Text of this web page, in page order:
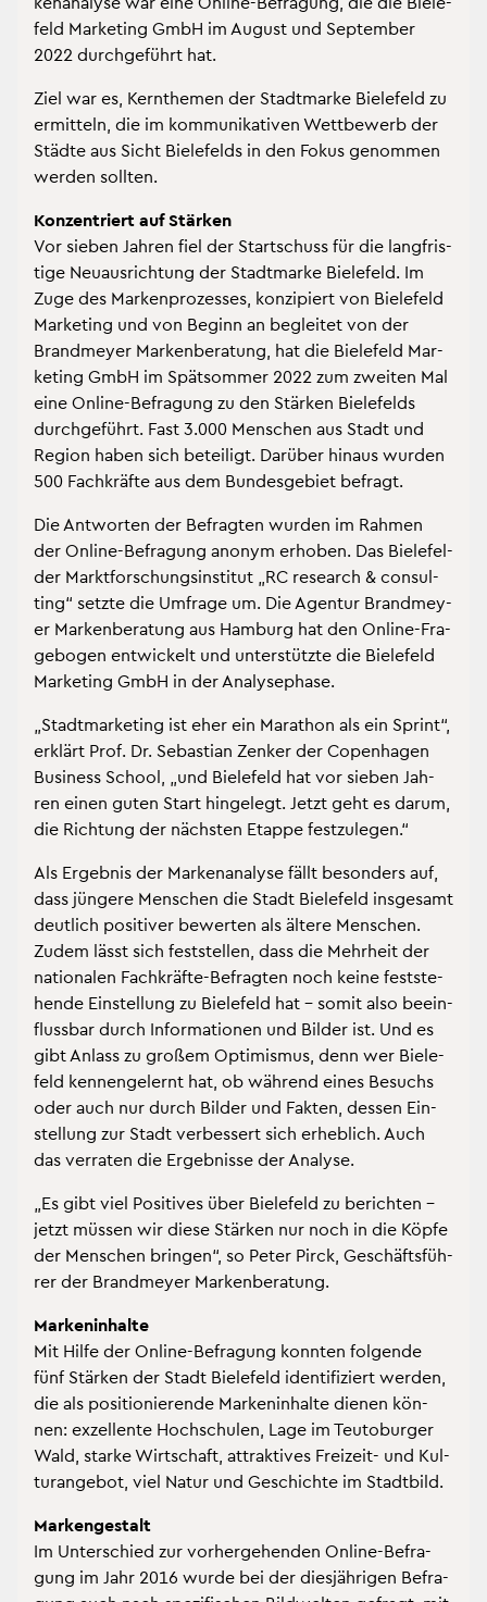
feld Mar­ke­ting GmbH im Au­gust und Sep­tem­ber
2022 durch­ge­führt hat.
Ziel war es, Kern­the­men der Stadt­mar­ke Bie­le­feld zu
er­mit­teln, die im kom­mu­ni­ka­ti­ven Wett­be­werb der
Städ­te aus Sicht Bie­le­felds in den Fokus ge­nom­men
wer­den soll­ten.
Kon­zen­triert auf Stär­ken
Vor sie­ben Jah­ren fiel der Start­schuss für die lang­fris­
ti­ge Neu­aus­rich­tung der Stadt­mar­ke Bie­le­feld. Im
Zuge des Mar­ken­pro­zes­ses, kon­zi­piert von Bie­le­feld
Mar­ke­ting und von Be­ginn an be­glei­tet von der
Brand­mey­er Mar­ken­be­ra­tung, hat die Bie­le­feld Mar­
ke­ting GmbH im Spät­som­mer 2022 zum zwei­ten Mal
eine On­line-Be­fra­gung zu den Stär­ken Bie­le­felds
durch­ge­führt. Fast 3.000 Men­schen aus Stadt und
Re­gi­on haben sich be­tei­ligt. Dar­über hin­aus wur­den
500 Fach­kräf­te aus dem Bun­des­ge­biet be­fragt.
Die Ant­wor­ten der Be­frag­ten wur­den im Rah­men
der On­line-Be­fra­gung an­onym er­ho­ben. Das Bie­le­fel­
der Markt­for­schungs­in­sti­tut „RC re­se­arch & con­sul­
ting“ setz­te die Um­fra­ge um. Die Agen­tur Brand­mey­
er Mar­ken­be­ra­tung aus Ham­burg hat den On­line-Fra­
ge­bo­gen ent­wi­ckelt und un­ter­stütz­te die Bie­le­feld
Mar­ke­ting GmbH in der Ana­ly­se­pha­se.
„Stadt­mar­ke­ting ist eher ein Ma­ra­thon als ein Sprint“,
er­klärt Prof. Dr. Se­bas­ti­an Zen­ker der Copen­ha­gen
Busi­ness School, „und Bie­le­feld hat vor sie­ben Jah­
ren einen guten Start hin­ge­legt. Jetzt geht es darum,
die Rich­tung der nächs­ten Etap­pe fest­zu­le­gen.“
Als Er­geb­nis der Mar­ken­ana­ly­se fällt be­son­ders auf,
dass jün­ge­re Men­schen die Stadt Bie­le­feld ins­ge­samt
deut­lich po­si­ti­ver be­wer­ten als äl­te­re Men­schen.
Zudem lässt sich fest­stel­len, dass die Mehr­heit der
na­tio­na­len Fach­kräf­te-Be­frag­ten noch keine fest­ste­
hen­de Ein­stel­lung zu Bie­le­feld hat – somit also be­ein­
fluss­bar durch In­for­ma­tio­nen und Bil­der ist. Und es
gibt An­lass zu gro­ßem Op­ti­mis­mus, denn wer Bie­le­
feld ken­nen­ge­lernt hat, ob wäh­rend eines Be­suchs
oder auch nur durch Bil­der und Fak­ten, des­sen Ein­
stel­lung zur Stadt ver­bes­sert sich er­heb­lich. Auch
das ver­ra­ten die Er­geb­nis­se der Ana­ly­se.
„Es gibt viel Po­si­ti­ves über Bie­le­feld zu be­rich­ten –
jetzt müs­sen wir diese Stär­ken nur noch in die Köpfe
der Men­schen brin­gen“, so Peter Pirck, Ge­schäfts­füh­
rer der Brand­mey­er Mar­ken­be­ra­tung.
Mar­ken­in­hal­te
Mit Hilfe der On­line-Be­fra­gung konn­ten fol­gen­de
fünf Stär­ken der Stadt Bie­le­feld iden­ti­fi­ziert wer­den,
die als po­si­tio­nie­ren­de Mar­ken­in­hal­te die­nen kön­
nen: ex­zel­len­te Hoch­schu­len, Lage im Teu­to­bur­ger
Wald, star­ke Wirt­schaft, at­trak­ti­ves Frei­zeit- und Kul­
tur­ange­bot, viel Natur und Ge­schich­te im Stadt­bild.
Mar­ken­ge­stalt
Im Un­ter­schied zur vor­her­ge­hen­den On­line-Be­fra­
gung im Jahr 2016 wurde bei der dies­jäh­ri­gen Be­fra­